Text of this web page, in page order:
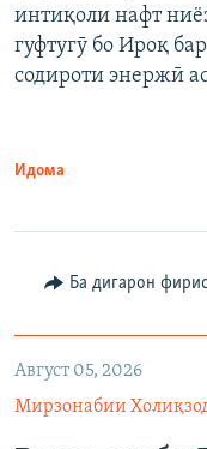
интиқоли нафт
гуфтугӯ бо Ироқ
содироти энержӣ
Идома
Ба дигарон
Август 05, 2026
Мирзонабии